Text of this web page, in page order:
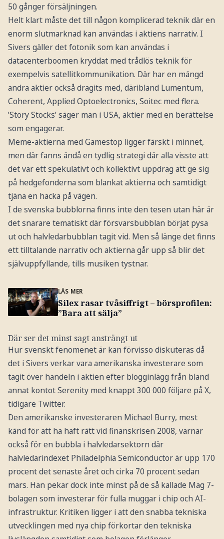
50 gånger försäljningen.
Helt klart måste det till någon komplicerad teknik där en
enorm slutmarknad kan användas i aktiens narrativ. I
Sivers gäller det fotonik som kan användas i
datacenterboomen kryddat med trådlös teknik för
exempelvis satellitkommunikation. Där har en mängd
andra aktier också dragits med, däribland Lumentum,
Coherent, Applied Optoelectronics, Soitec med flera.
’Story Stocks’ säger man i USA, aktier med en berättelse
som engagerar.
Meme-aktierna med Gamestop ligger färskt i minnet,
men där fanns ändå en tydlig strategi där alla visste att
det var ett spekulativt och kollektivt uppdrag att ge sig
på hedgefonderna som blankat aktierna och samtidigt
tjäna en hacka på vägen.
I de svenska bubblorna finns inte den tesen utan här är
det snarare tematiskt där försvarsbubblan börjat pysa
ut och halvledarbubblan tagit vid. Men så länge det finns
ett tilltalande narrativ och aktierna går upp så blir det
självuppfyllande, tills musiken tystnar.
LÄS MER
Silex rasar tvåsiffrigt – börsprofilen:
”Bara att sälja”
Där ser det minst sagt ansträngt ut
Hur svenskt fenomenet är kan förvisso diskuteras då
det i Sivers verkar vara amerikanska investerare som
tagit över handeln i aktien efter blogginlägg från bland
annat kontot Serenity med knappt 300 000 följare på X,
tidigare Twitter.
Den amerikanske investeraren Michael Burry, mest
känd för att ha haft rätt vid finanskrisen 2008, varnar
också för en bubbla i halvledarsektorn där
halvledarindexet Philadelphia Semiconductor är upp 170
procent det senaste året och cirka 70 procent sedan
mars. Han pekar dock inte minst på de så kallade Mag 7-
bolagen som investerar för fulla muggar i chip och AI-
infrastruktur. Kritiken ligger i att den snabba tekniska
utvecklingen med nya chip förkortar den tekniska